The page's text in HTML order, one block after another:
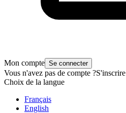
Mon compte Se connecter
Vous n'avez pas de compte ?S'inscrire
Choix de la langue
Français
English